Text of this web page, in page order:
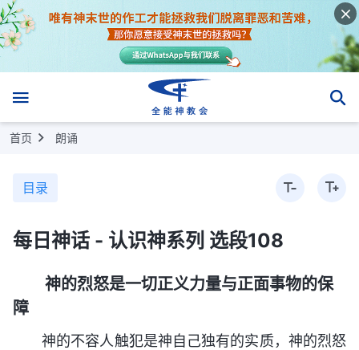
首页 朗诵
目录
每日神话 - 认识神系列 选段108
神的烈怒是一切正义力量与正面事物的保
障
神的不容人触犯是神自己独有的实质，神的烈怒